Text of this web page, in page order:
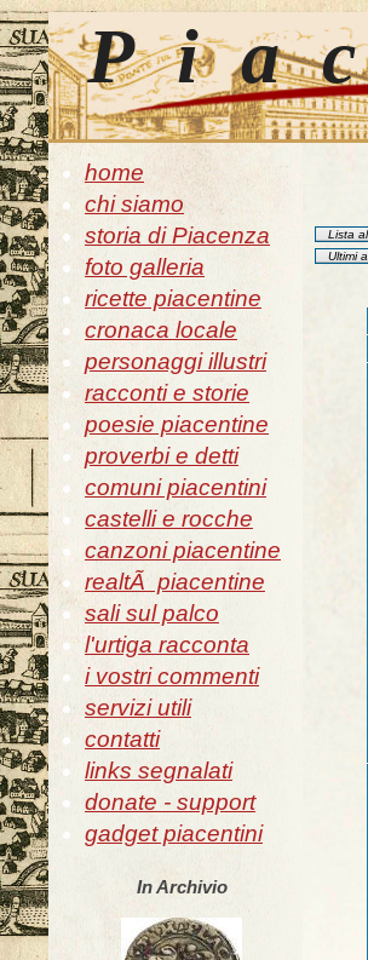
home
chi siamo
storia di Piacenza
foto galleria
ricette piacentine
cronaca locale
personaggi illustri
racconti e storie
poesie piacentine
proverbi e detti
comuni piacentini
castelli e rocche
canzoni piacentine
realtÃ piacentine
sali sul palco
l'urtiga racconta
i vostri commenti
servizi utili
contatti
links segnalati
donate - support
gadget piacentini
In Archivio
Lista
Ultimi